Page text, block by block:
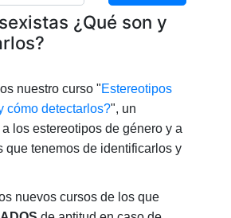
¿Qué son y
nuestro curso "Estereotipos
cómo detectarlos?", un
los estereotipos de género y a
que tenemos de identificarlos y
nuevos cursos de los que